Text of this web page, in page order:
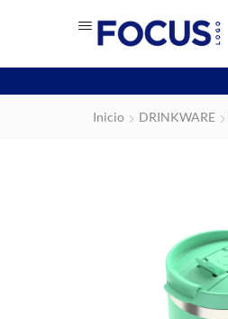
Inicio DRINKWARE